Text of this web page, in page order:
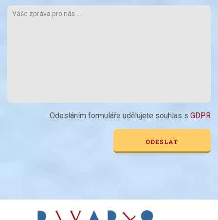
Odesláním formuláře udělujete souhlas s GDPR